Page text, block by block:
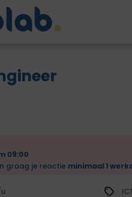
09:00
graag je reactie minimaal 1